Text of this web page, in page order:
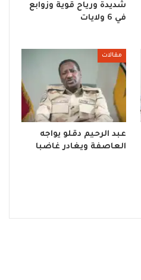
شديدة ورياح قوية وزوابع
في 6 ولايات
مقالات
عبد الرحيم دقلو يواجه
العاصفة ويغادر غاضبا